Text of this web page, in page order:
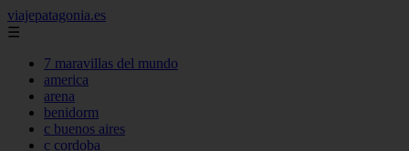
viajepatagonia.es
☰
7 maravillas del mundo
america
arena
benidorm
c buenos aires
c cordoba